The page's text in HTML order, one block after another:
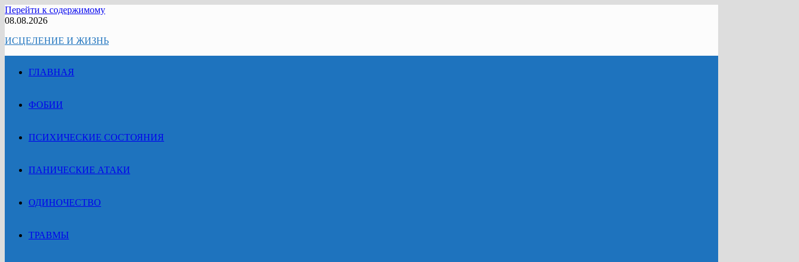
Перейти к содержимому
08.08.2026
ИСЦЕЛЕНИЕ И ЖИЗНЬ
ГЛАВНАЯ
ФОБИИ
ПСИХИЧЕСКИЕ СОСТОЯНИЯ
ПАНИЧЕСКИЕ АТАКИ
ОДИНОЧЕСТВО
ТРАВМЫ